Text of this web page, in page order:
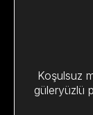
Koşulsuz
güleryüzlü